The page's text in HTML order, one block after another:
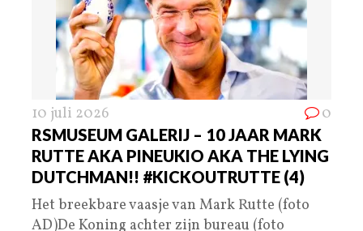
10 juli 2026 0
RSMUSEUM GALERIJ – 10 JAAR MARK
RUTTE AKA PINEUKIO AKA THE LYING
DUTCHMAN!! #KICKOUTRUTTE (4)
Het breekbare vaasje van Mark Rutte (foto
AD)De Koning achter zijn bureau (foto